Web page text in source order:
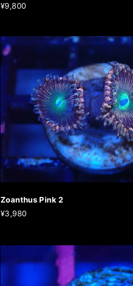
¥9,800
Zoanthus Pink 2
¥3,980